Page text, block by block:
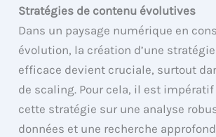
Stratégies de contenu évolutives
Dans un paysage numérique en
évolution, la création d’une
efficace devient cruciale, surtout
de scaling. Pour cela, il est
cette stratégie sur une analyse
données et une recherche